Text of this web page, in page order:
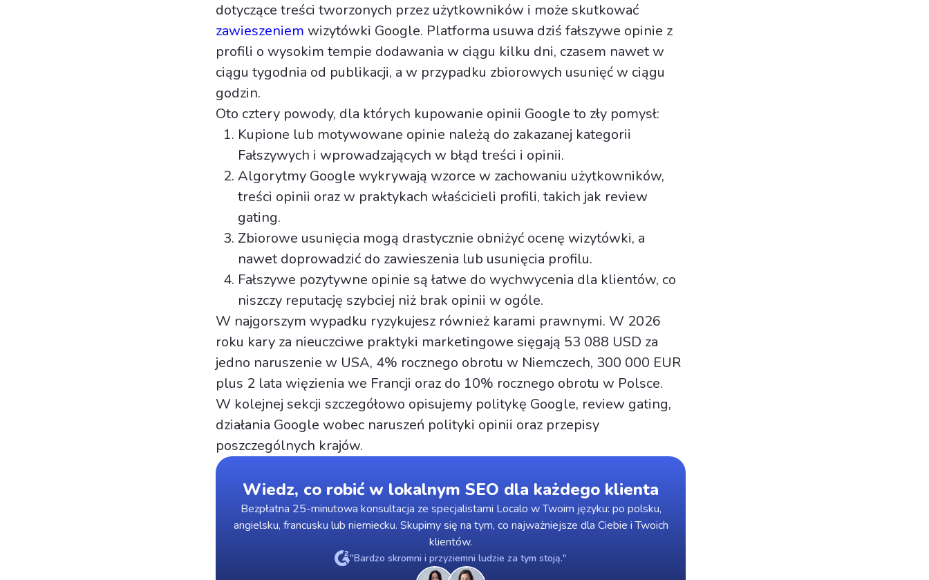
dotyczące treści tworzonych przez użytkowników i może skutkować
zawieszeniem wizytówki Google. Platforma usuwa dziś fałszywe opinie z
profili o wysokim tempie dodawania w ciągu kilku dni, czasem nawet w
ciągu tygodnia od publikacji, a w przypadku zbiorowych usunięć w ciągu
godzin.
Oto cztery powody, dla których kupowanie opinii Google to zły pomysł:
Kupione lub motywowane opinie należą do zakazanej kategorii
Fałszywych i wprowadzających w błąd treści i opinii.
Algorytmy Google wykrywają wzorce w zachowaniu użytkowników,
treści opinii oraz w praktykach właścicieli profili, takich jak review
gating.
Zbiorowe usunięcia mogą drastycznie obniżyć ocenę wizytówki, a
nawet doprowadzić do zawieszenia lub usunięcia profilu.
Fałszywe pozytywne opinie są łatwe do wychwycenia dla klientów, co
niszczy reputację szybciej niż brak opinii w ogóle.
W najgorszym wypadku ryzykujesz również karami prawnymi. W 2026
roku kary za nieuczciwe praktyki marketingowe sięgają 53 088 USD za
jedno naruszenie w USA, 4% rocznego obrotu w Niemczech, 300 000 EUR
plus 2 lata więzienia we Francji oraz do 10% rocznego obrotu w Polsce.
W kolejnej sekcji szczegółowo opisujemy politykę Google, review gating,
działania Google wobec naruszeń polityki opinii oraz przepisy
poszczególnych krajów.
Wiedz, co robić w lokalnym SEO dla każdego klienta
Bezpłatna 25-minutowa konsultacja ze specjalistami Localo w Twoim języku: po polsku,
angielsku, francusku lub niemiecku. Skupimy się na tym, co najważniejsze dla Ciebie i Twoich
klientów.
"Bardzo skromni i przyziemni ludzie za tym stoją."